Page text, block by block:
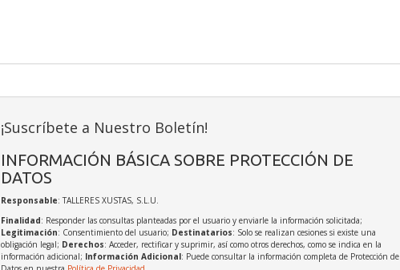
¡Suscríbete a Nuestro Boletín!
INFORMACIÓN BÁSICA SOBRE PROTECCIÓN DE
DATOS
Responsable: TALLERES XUSTAS, S.L.U.
Finalidad: Responder las consultas planteadas por el usuario y enviarle la información solicitada;
Legitimación: Consentimiento del usuario; Destinatarios: Solo se realizan cesiones si existe una
obligación legal; Derechos: Acceder, rectificar y suprimir, así como otros derechos, como se indica en la
información adicional; Información Adicional: Puede consultar la información completa de Protección de